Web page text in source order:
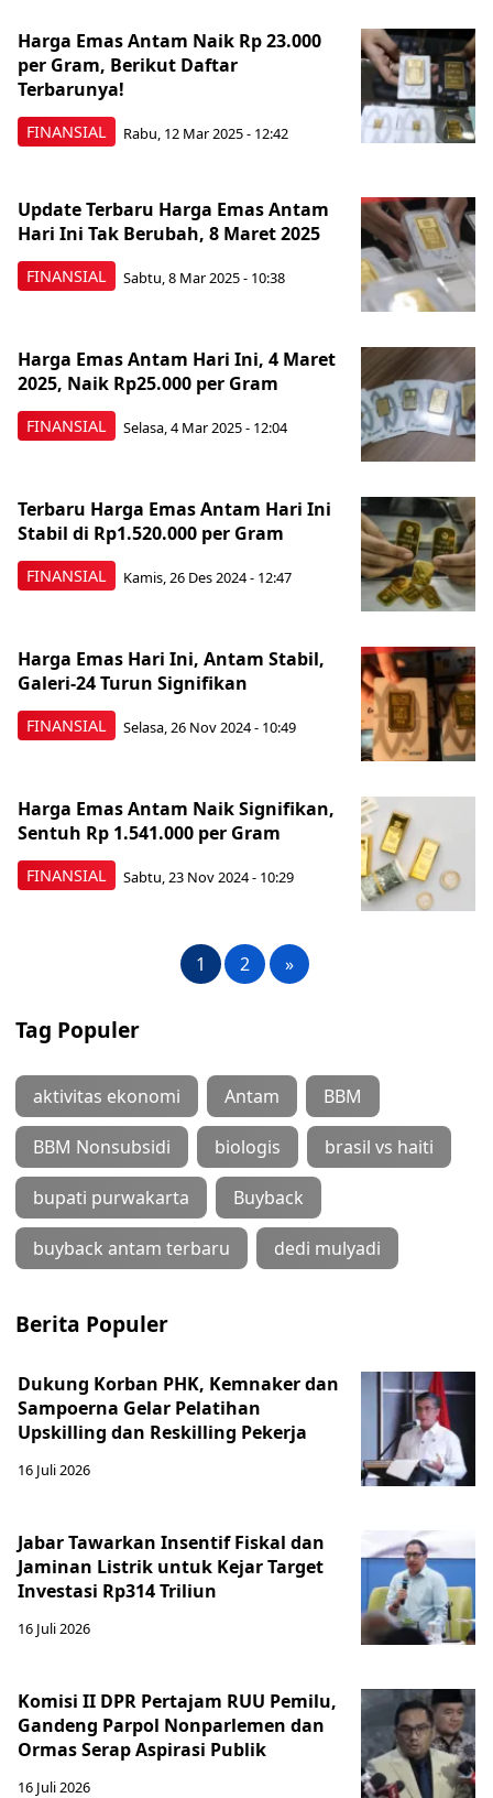
FINANSIAL
Harga Emas Antam Naik Rp 23.000
per Gram, Berikut Daftar
Terbarunya!
Rabu, 12 Mar 2025 - 12:42
FINANSIAL
Update Terbaru Harga Emas Antam
Hari Ini Tak Berubah, 8 Maret 2025
Sabtu, 8 Mar 2025 - 10:38
FINANSIAL
Harga Emas Antam Hari Ini, 4 Maret
2025, Naik Rp25.000 per Gram
Selasa, 4 Mar 2025 - 12:04
FINANSIAL
Terbaru Harga Emas Antam Hari Ini
Stabil di Rp1.520.000 per Gram
Kamis, 26 Des 2024 - 12:47
FINANSIAL
Harga Emas Hari Ini, Antam Stabil,
Galeri-24 Turun Signifikan
Selasa, 26 Nov 2024 - 10:49
FINANSIAL
Harga Emas Antam Naik Signifikan,
Sentuh Rp 1.541.000 per Gram
Sabtu, 23 Nov 2024 - 10:29
1 2 »
Tag Populer
aktivitas ekonomi Antam BBM
BBM Nonsubsidi biologis brasil vs haiti
bupati purwakarta Buyback
buyback antam terbaru dedi mulyadi
Berita Populer
Dukung Korban PHK, Kemnaker dan
Sampoerna Gelar Pelatihan
Upskilling dan Reskilling Pekerja
16 Juli 2026
Jabar Tawarkan Insentif Fiskal dan
Jaminan Listrik untuk Kejar Target
Investasi Rp314 Triliun
16 Juli 2026
Komisi II DPR Pertajam RUU Pemilu,
Gandeng Parpol Nonparlemen dan
Ormas Serap Aspirasi Publik
16 Juli 2026